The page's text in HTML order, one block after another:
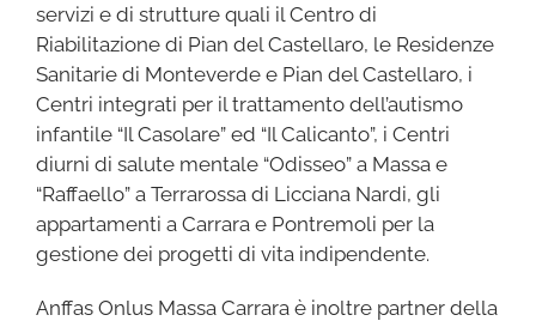
servizi e di strutture quali il Centro di
Riabilitazione di Pian del Castellaro, le Residenze
Sanitarie di Monteverde e Pian del Castellaro, i
Centri integrati per il trattamento dell’autismo
infantile “Il Casolare” ed “Il Calicanto”, i Centri
diurni di salute mentale “Odisseo” a Massa e
“Raffaello” a Terrarossa di Licciana Nardi, gli
appartamenti a Carrara e Pontremoli per la
gestione dei progetti di vita indipendente.
Anffas Onlus Massa Carrara è inoltre partner della